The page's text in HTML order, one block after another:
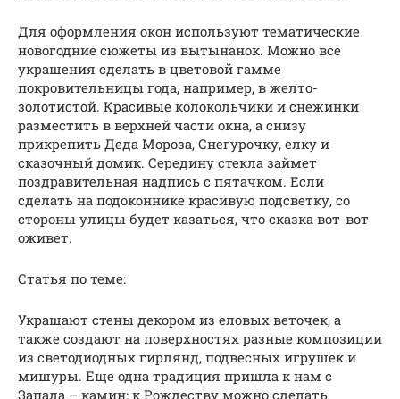
Для оформления окон используют тематические
новогодние сюжеты из вытынанок. Можно все
украшения сделать в цветовой гамме
покровительницы года, например, в желто-
золотистой. Красивые колокольчики и снежинки
разместить в верхней части окна, а снизу
прикрепить Деда Мороза, Снегурочку, елку и
сказочный домик. Середину стекла займет
поздравительная надпись с пятачком. Если
сделать на подоконнике красивую подсветку, со
стороны улицы будет казаться, что сказка вот-вот
оживет.
Статья по теме:
Украшают стены декором из еловых веточек, а
также создают на поверхностях разные композиции
из светодиодных гирлянд, подвесных игрушек и
мишуры. Еще одна традиция пришла к нам с
Запада – камин: к Рождеству можно сделать